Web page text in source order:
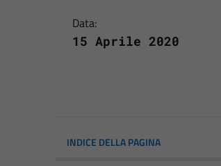
Data:
15 Aprile 2020
INDICE DELLA PAGINA